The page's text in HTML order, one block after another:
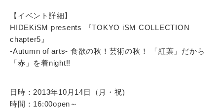
【イベント詳細】
HIDEKiSM presents 『TOKYO iSM COLLECTION
chapter5』
-Autumn of arts- 食欲の秋！芸術の秋！ 「紅葉」だから
「赤」を着night!!
日時：2013年10月14日（月・祝)
時間：16:00open～